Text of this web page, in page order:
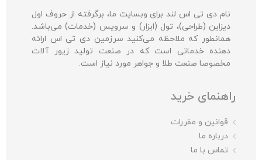
نام دی تی اس لند برای وبسایت ما، برگرفته از حروف اول
دیزاین (طراحی)، تول (ابزار) و سرویس (خدمات) می‌باشد.
همانطور که ملاحظه می‌کنید سرزمین دی تی اس ارائه
دهنده خدماتی است که در صنعت تولید زیور آلات
مخصوصا صنعت طلا و جواهر مورد نیاز است.
راهنمای خرید
قوانین و مقررات
درباره ما
تماس با ما